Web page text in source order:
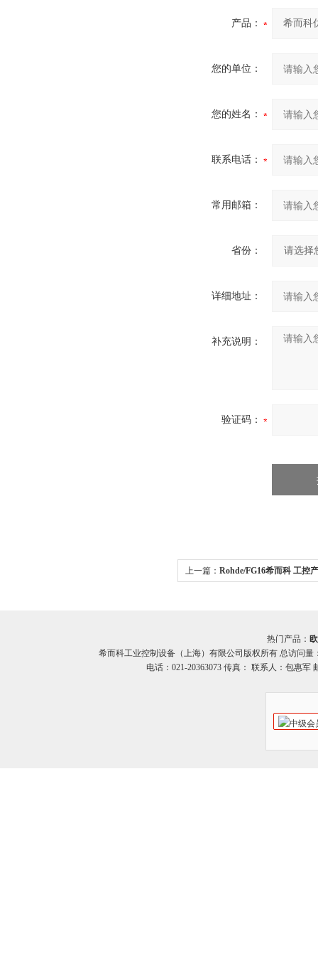
产品：
您的单位：
您的姓名：
联系电话：
常用邮箱：
省份：
详细地址：
补充说明：
验证码：
上一篇： Rohde/FG16希而科 工控
热门产品：
希而科工业控制设备（上海）有限公司版权所有 总访问量
电话：021-20363073 传真： 联系人：包惠军